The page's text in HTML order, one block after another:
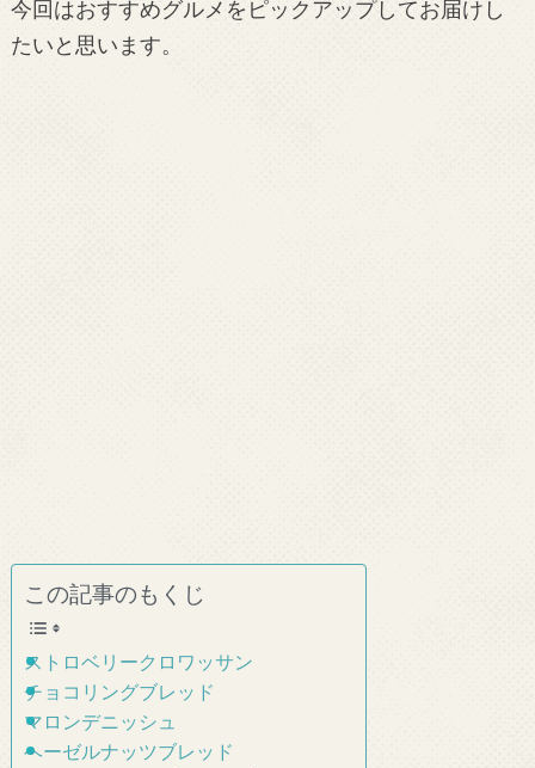
今回はおすすめグルメをピックアップしてお届けし
たいと思います。
この記事のもくじ
ストロベリークロワッサン
チョコリングブレッド
マロンデニッシュ
ヘーゼルナッツブレッド